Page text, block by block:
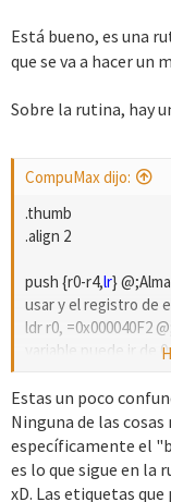
Está bueno, es una
que se va a hacer un
Sobre la rutina, hay
CompuMax dijo:
.thumb
.align 2
push {r0-r4,lr}
usar y el registro de
ldr r0, =0x000040F2
variable puede ir de
ldr r4, =0x0806E455
offset de la rutina
bl call_r4 @;Y la
la variable
Estas un poco
Ninguna de las
específicamente el
es lo que sigue en la
xD. Las etiquetas